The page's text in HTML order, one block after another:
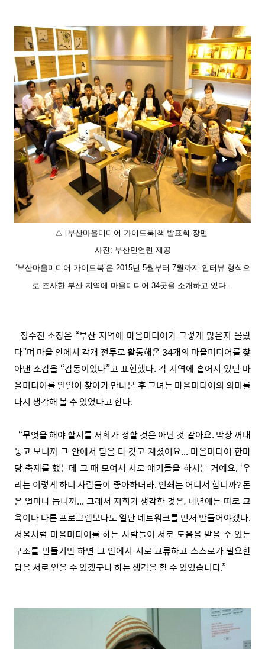
△ [부산마을미디어 가이드북]책 발표회 장면
사진: 부산민언련 제공
‘부산마을미디어 가이드북’은 2015년 5월부터 7월까지 인터뷰 형식으
로 조사한 부산 지역에 마을미디어 34곳을 소개하고 있다.
정수진 소장은 “부산 지역에 마을미디어가 그렇게 많은지 몰랐
다”며 마을 안에서 각개 전투로 활동해온 34개의 마을미디어를 찾
아낸 소감을 “감동이었다”고 표현했다. 각 지역에 흩어져 있던 마
을미디어를 일일이 찾아가 만나본 후 그녀는 마을미디어의 의미를
다시 생각해 볼 수 있었다고 한다.
“무엇을 해야 할지를 저희가 정할 것은 아닌 것 같아요. 막상 꺼내
놓고 보니까 그 안에서 답을 다 갖고 계셨어요... 마을미디어 한마
당 축제를 했는데 그 때 모여서 서로 얘기들을 하시는 거예요. ‘우
리는 이렇게 하니 사람들이 좋아하더라. 인쇄는 어디서 합니까? 돈
은 얼마나 듭니까... 그래서 저희가 생각한 것은, 내년에는 따로 교
육이나 다른 프로그램보다도 일단 네트워크를 먼저 만들어야겠다.
서울처럼 마을미디어를 하는 사람들이 서로 도움을 받을 수 있는
구조를 만들기만 하면 그 안에서 서로 교류하고 스스로가 필요한
답을 서로 얻을 수 있겠구나 하는 생각을 할 수 있었습니다.”